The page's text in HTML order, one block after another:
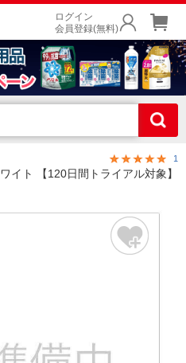
ログイン
会員登録(無料)
1
イト 【120日間トライアル対象】